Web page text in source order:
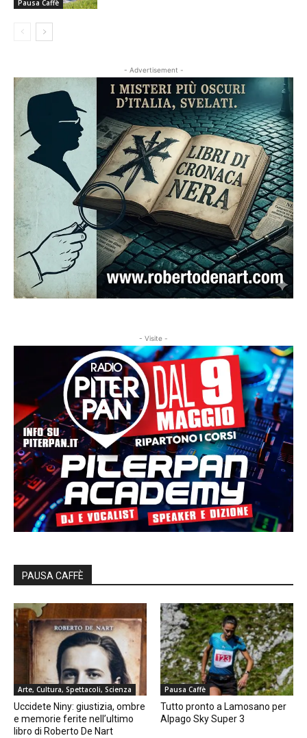
Pausa Caffè
- Advertisement -
- Visite -
PAUSA CAFFÈ
Arte, Cultura, Spettacoli, Scienza
Uccidete Niny: giustizia, ombre
e memorie ferite nell’ultimo
libro di Roberto De Nart
Pausa Caffè
Tutto pronto a Lamosano per
Alpago Sky Super 3